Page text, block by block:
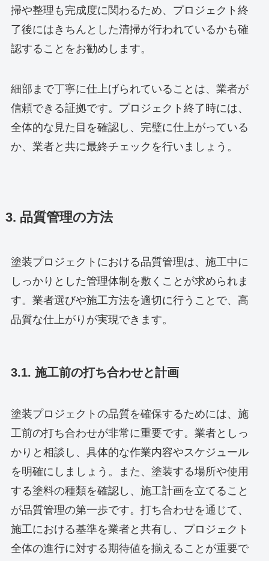
掃や整理も完成度に関わるため、プロジェクト終
了後にはきちんとした清掃が行われているかも確
認することをお勧めします。
細部まで丁寧に仕上げられていることは、業者が
信頼できる証拠です。プロジェクト終了時には、
全体的な見た目を確認し、完璧に仕上がっている
か、業者と共に最終チェックを行いましょう。
3. 品質管理の方法
塗装プロジェクトにおける品質管理は、施工中に
しっかりとした管理体制を敷くことが求められま
す。業者選びや施工方法を適切に行うことで、高
品質な仕上がりが実現できます。
3.1. 施工前の打ち合わせと計画
塗装プロジェクトの品質を確保するためには、施
工前の打ち合わせが非常に重要です。業者としっ
かりと相談し、具体的な作業内容やスケジュール
を明確にしましょう。また、塗装する場所や使用
する塗料の種類を確認し、施工計画を立てること
が品質管理の第一歩です。打ち合わせを通じて、
施工における基準を業者と共有し、プロジェクト
全体の進行に対する期待値を揃えることが重要で